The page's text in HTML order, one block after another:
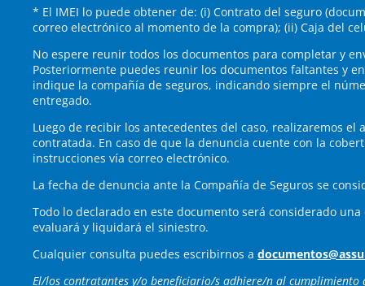
* El IMEI lo puede obtener de: (i) Contrato del seguro
correo electrónico al momento de la compra); (ii) Caja del
No espere reunir todos los documentos para completar y
Posteriormente puedes reunir los documentos faltantes y
indique la compañía de seguros, indicando siempre el
entregado.
Luego de recibir los antecedentes del caso, realizaremos
contratada. En caso de que la denuncia cuente con la
instrucciones vía correo electrónico.
La fecha de denuncia ante la Compañía de Seguros se
Todo lo declarado en este documento será considerado
evaluará y liquidará el siniestro.
Cualquier consulta puedes escribirnos a
El/los contratantes y/o beneficiario/s adhiere/n al cumplimiento